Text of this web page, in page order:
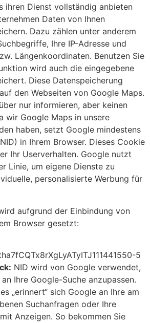
ihren Dienst vollständig anbieten
Daten von Ihnen
Dazu zählen unter anderem
Ihre IP-Adresse und
Längenkoordinaten. Benutzen Sie
wird auch die eingegebene
Diese Datenspeicherung
den Webseiten von Google Maps.
nur informieren, aber keinen
wir Google Maps in unsere
haben, setzt Google mindestens
in Ihrem Browser. Dieses Cookie
Ihr Userverhalten. Google nutzt
Linie, um eigene Dienste zu
personalisierte Werbung für
aufgrund der Einbindung von
Browser gesetzt:
5
NID wird von Google verwendet,
Ihre Google-Suche anzupassen.
„erinnert“ sich Google an Ihre am
Suchanfragen oder Ihre
Anzeigen. So bekommen Sie